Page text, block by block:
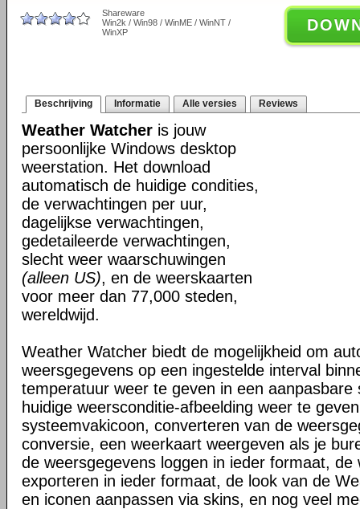
Shareware
Win2k / Win98 / WinME / WinNT /
WinXP
Beschrijving Informatie Alle versies Reviews
Weather Watcher is jouw
persoonlijke Windows desktop
weerstation. Het download
automatisch de huidige condities,
de verwachtingen per uur,
dagelijkse verwachtingen,
gedetaileerde verwachtingen,
slecht weer waarschuwingen
(alleen US), en de weerskaarten
voor meer dan 77,000 steden,
wereldwijd.
Weather Watcher biedt de mogelijkheid om
weersgegevens op een ingestelde interval
temperatuur weer te geven in een aanpasbare
huidige weersconditie-afbeelding weer te
systeemvakicoon, converteren van de
conversie, een weerkaart weergeven als je
de weersgegevens loggen in ieder formaat, de
exporteren in ieder formaat, de look van de
en iconen aanpassen via skins, en nog veel